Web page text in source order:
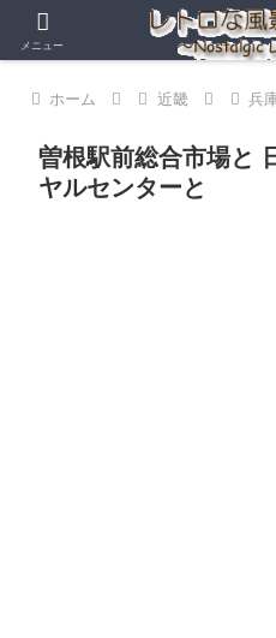
ホーム 近畿 兵
曽根駅前総合市場と
ヤルセンターと
メニュー